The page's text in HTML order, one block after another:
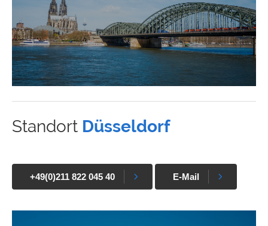
Standort Düsseldorf
+49(0)211 822 045 40 E-Mail